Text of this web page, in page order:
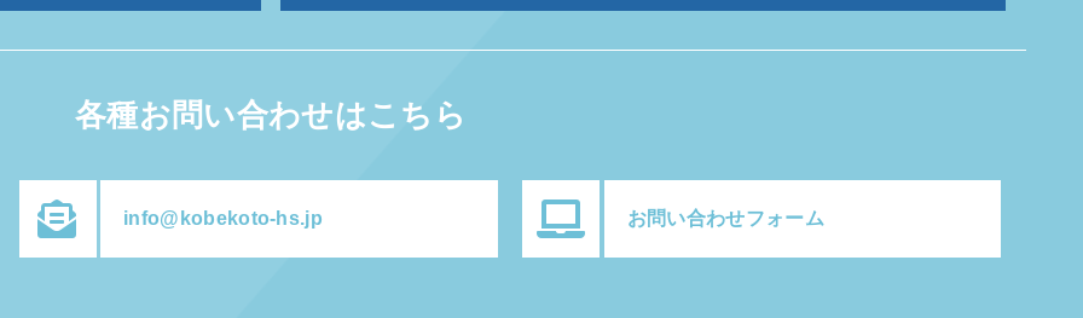
各種お問い合わせはこちら
info@kobekoto-hs.jp お問い合わせフォーム